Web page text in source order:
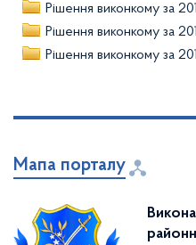
Рішення виконкому за
Рішення виконкому за
Рішення виконкому за
Мапа порталу